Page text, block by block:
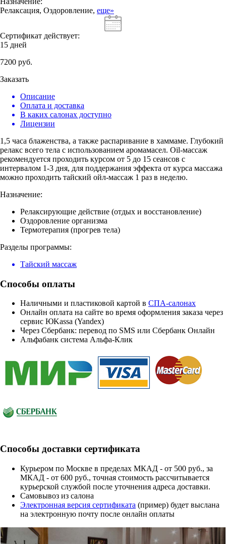
Релаксация, Оздоровление, еще»
Сертификат действует:
15 дней
7200 руб.
Заказать
Описание
Оплата и доставка
В каких салонах доступно
Лицензии
1,5 часа блаженства, а также распаривание в хаммаме. Глубокий
релакс всего тела с использованием аромамасел. Oil-массаж
рекомендуется проходить курсом от 5 до 15 сеансов с
интервалом 1-3 дня, для поддержания эффекта от курса массажа
можно проходить тайский ойл-массаж 1 раз в неделю.
Назначение:
Релаксирующие действие (отдых и восстановление)
Оздоровление организма
Термотерапия (прогрев тела)
Разделы программы:
Тайский массаж
Способы оплаты
Наличными и пластиковой картой в СПА-салонах
Онлайн оплата на сайте во время оформления заказа через
сервис ЮKassa (Yandex)
Через Сбербанк: перевод по SMS или Сбербанк Онлайн
Альфабанк система Альфа-Клик
Способы доставки сертификата
Курьером по Москве в пределах МКАД - от 500 руб., за
МКАД - от 600 руб., точная стоимость рассчитывается
курьерской службой после уточнения адреса доставки.
Cамовывоз из салона
Электронная версия сертификата (пример) будет выслана
на электронную почту после онлайн оплаты